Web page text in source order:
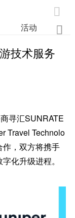

活动 业

技术服务
寻汇SUNRATE
Travel Technolo
作，双方将携手
化升级进程。